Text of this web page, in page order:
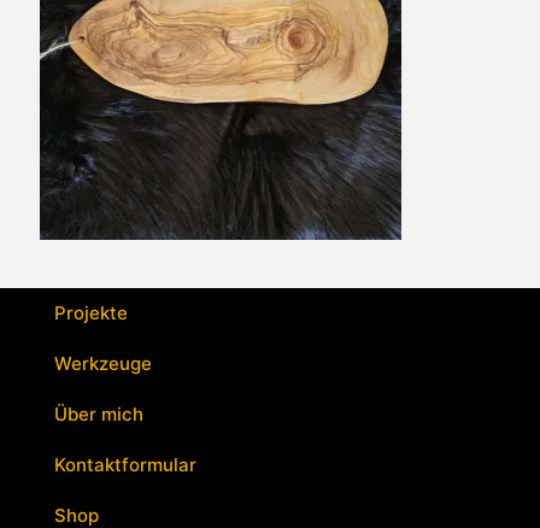
Projekte
Werkzeuge
Über mich
Kontaktformular
Shop